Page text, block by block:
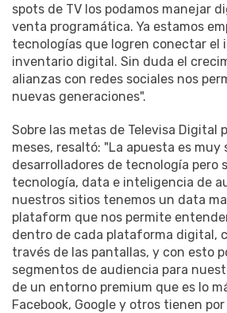
spots de TV los podamos manejar
venta programática. Ya estamos
tecnologías que logren conectar el
inventario digital. Sin duda el
alianzas con redes sociales nos
nuevas generaciones".
Sobre las metas de Televisa Digital
meses, resaltó: "La apuesta es muy
desarrolladores de tecnología pero
tecnología, data e inteligencia de
nuestros sitios tenemos un data
plataform que nos permite
dentro de cada plataforma digital,
través de las pantallas, y con esto
segmentos de audiencia para
de un entorno premium que es lo
Facebook, Google y otros tienen